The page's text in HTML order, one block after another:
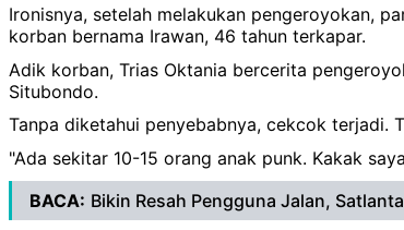
Ironisnya, setelah melakukan pengeroyokan,
korban bernama Irawan, 46 tahun terkapar.
Adik korban, Trias Oktania bercerita
Situbondo.
Tanpa diketahui penyebabnya, cekcok terjadi.
"Ada sekitar 10-15 orang anak punk. Kakak
BACA: Bikin Resah Pengguna Jalan,